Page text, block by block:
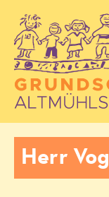
Herr